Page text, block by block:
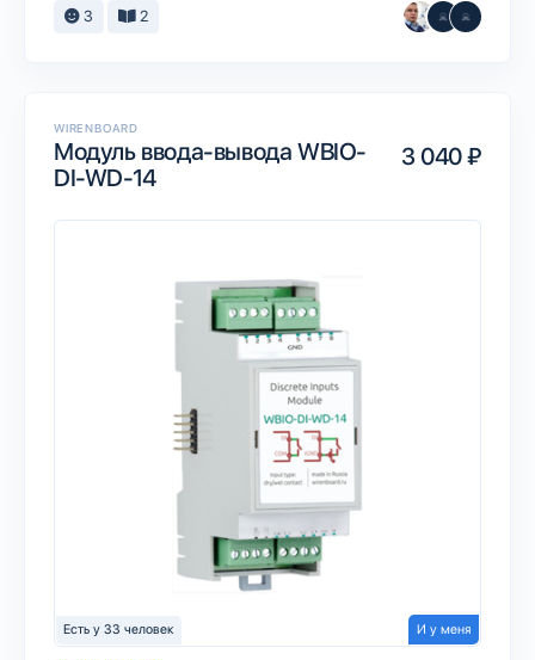
3 2
WIRENBOARD
Модуль ввода-вывода WBIO-
DI-WD-14
3 040 ₽
Есть у 33 человек И у меня